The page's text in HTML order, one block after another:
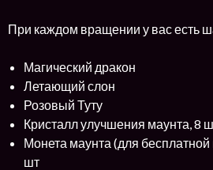
При каждом вращении у вас есть
Магический дракон
Летающий слон
Розовый Туту
Кристалл улучшения маунта, 8
Монета маунта (для бесплатной
шт